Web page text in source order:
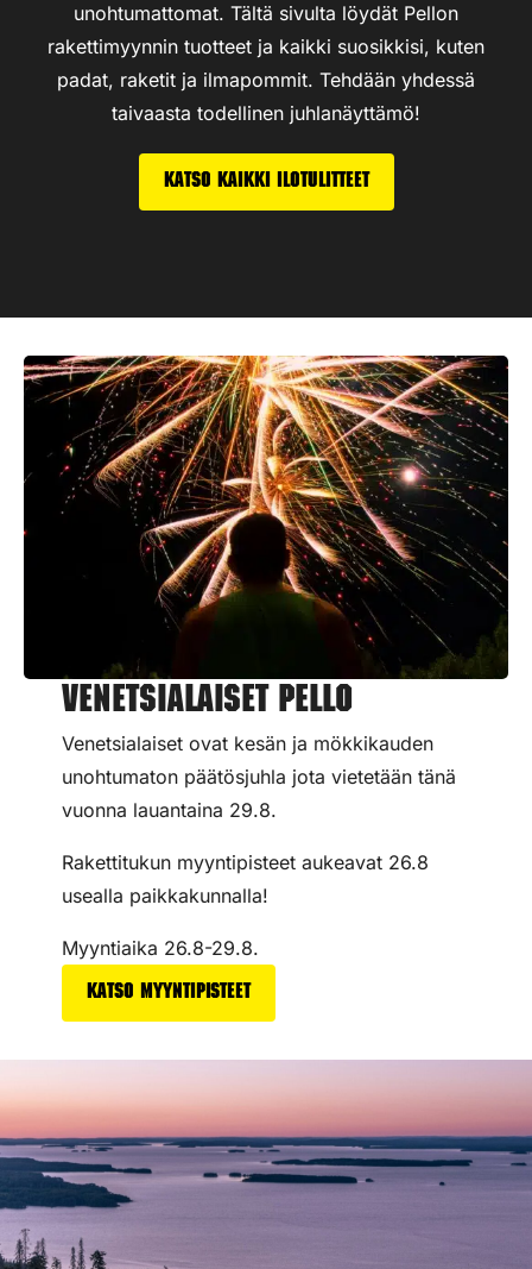
unohtumattomat. Tältä sivulta löydät Pellon
rakettimyynnin tuotteet ja kaikki suosikkisi, kuten
padat, raketit ja ilmapommit. Tehdään yhdessä
taivaasta todellinen juhlanäyttämö!
Katso kaikki ilotulitteet
Venetsialaiset Pello
Venetsialaiset ovat kesän ja mökkikauden
unohtumaton päätösjuhla jota vietetään tänä
vuonna lauantaina 29.8.
Rakettitukun myyntipisteet aukeavat 26.8
usealla paikkakunnalla!
Myyntiaika 26.8-29.8.
Katso myyntipisteet